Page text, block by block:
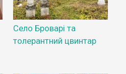
Село Броварі та
толерантний цвинтар